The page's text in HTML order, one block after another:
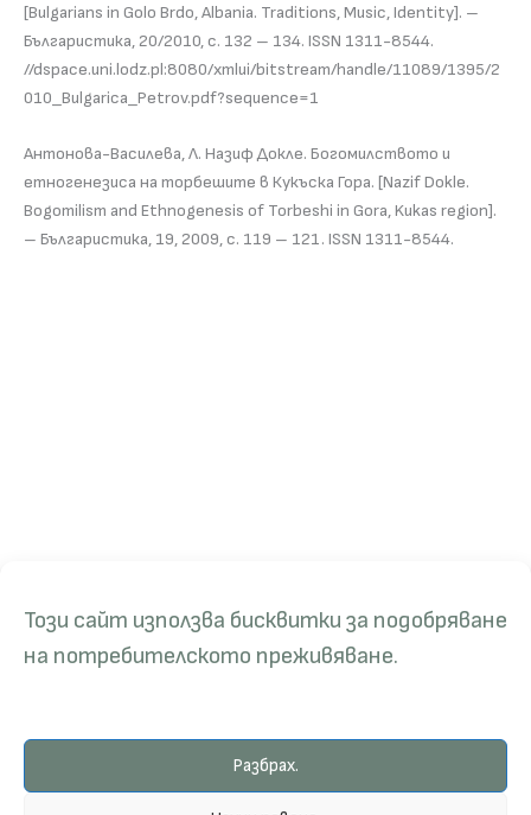
Този сайт използва бисквитки за подобряване
на потребителското преживяване.
Разбрах.
[Bulgarians in Golo Brdo, Albania. Traditions, Music, Identity]. –
Българистика, 20/2010, с. 132 – 134. ISSN 1311-8544.
//dspace.uni.lodz.pl:8080/xmlui/bitstream/handle/11089/1395/2
010_Bulgarica_Petrov.pdf?sequence=1
Антонова-Василева, Л. Назиф Докле. Богомилството и
етногенезиса на торбешите в Кукъска Гора. [Nazif Dokle.
Bogomilism and Ethnogenesis of Torbeshi in Gora, Kukas region].
– Българистика, 19, 2009, с. 119 – 121. ISSN 1311-8544.